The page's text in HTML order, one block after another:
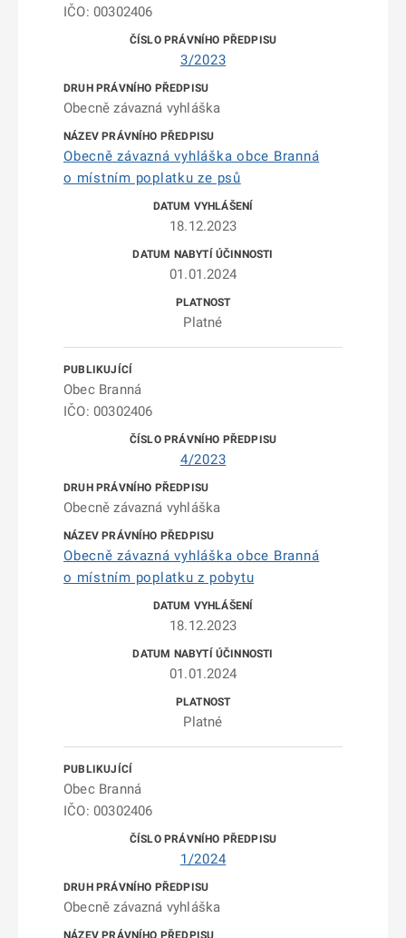
IČO: 00302406
3/2023
Obecně závazná vyhláška
Obecně závazná vyhláška obce Branná
o místním poplatku ze psů
18.12.2023
01.01.2024
Platné
Obec Branná
IČO: 00302406
4/2023
Obecně závazná vyhláška
Obecně závazná vyhláška obce Branná
o místním poplatku z pobytu
18.12.2023
01.01.2024
Platné
Obec Branná
IČO: 00302406
1/2024
Obecně závazná vyhláška